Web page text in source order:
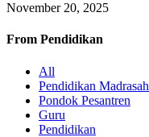
November 20, 2025
From Pendidikan
All
Pendidikan Madrasah
Pondok Pesantren
Guru
Pendidikan